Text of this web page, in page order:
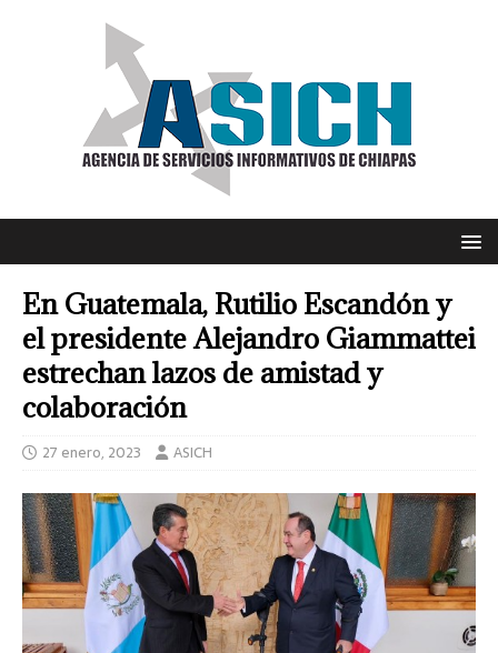
En Guatemala, Rutilio Escandón y
el presidente Alejandro Giammattei
estrechan lazos de amistad y
colaboración
27 enero, 2023 ASICH